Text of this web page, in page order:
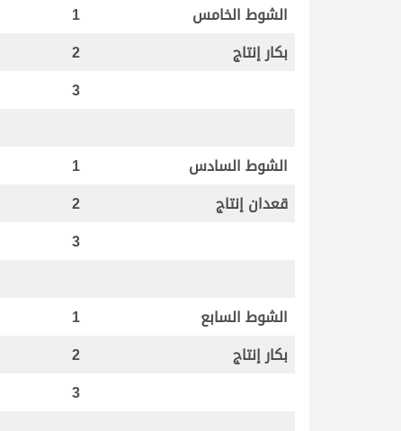
الشوط الخامس 1
بكار إنتاج
2
3
الشوط السادس 1
قعدان إنتاج
2
3
الشوط السابع 1
بكار إنتاج
2
3